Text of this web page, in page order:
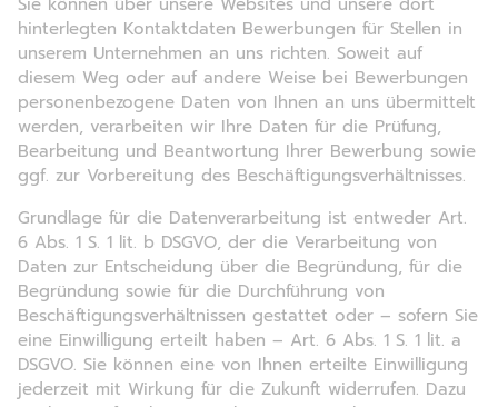
hinterlegten Kontaktdaten Bewerbungen für Stellen in
unserem Unternehmen an uns richten. Soweit auf
diesem Weg oder auf andere Weise bei Bewerbungen
personenbezogene Daten von Ihnen an uns übermittelt
werden, verarbeiten wir Ihre Daten für die Prüfung,
Bearbeitung und Beantwortung Ihrer Bewerbung sowie
ggf. zur Vorbereitung des Beschäftigungsverhältnisses.
Grundlage für die Datenverarbeitung ist entweder Art.
6 Abs. 1 S. 1 lit. b DSGVO, der die Verarbeitung von
Daten zur Entscheidung über die Begründung, für die
Begründung sowie für die Durchführung von
Beschäftigungsverhältnissen gestattet oder – sofern Sie
eine Einwilligung erteilt haben – Art. 6 Abs. 1 S. 1 lit. a
DSGVO. Sie können eine von Ihnen erteilte Einwilligung
jederzeit mit Wirkung für die Zukunft widerrufen. Dazu